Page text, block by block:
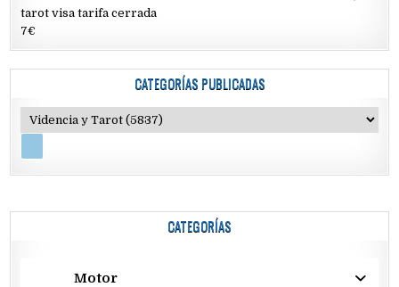
tarot visa tarifa cerrada
7€
CATEGORÍAS PUBLICADAS
CATEGORÍAS
Motor